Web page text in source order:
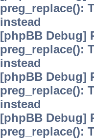
preg_replace():
instead
[phpBB Debug]
preg_replace():
instead
[phpBB Debug]
preg_replace():
instead
[phpBB Debug]
preg_replace():